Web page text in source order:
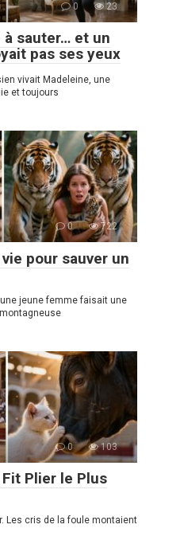
0 23
sauter… et un
pas ses yeux
vivait Madeleine, une
et toujours
0 722
pour sauver un
jeune femme faisait une
0 103
Plier le Plus
Les cris de la foule montaient